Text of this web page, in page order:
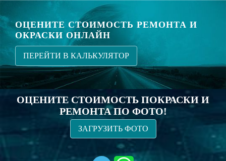
ОЦЕНИТЕ СТОИМОСТЬ РЕМОНТА И
ОКРАСКИ ОНЛАЙН
ПЕРЕЙТИ В КАЛЬКУЛЯТОР
ОЦЕНИТЕ СТОИМОСТЬ ПОКРАСКИ И
РЕМОНТА ПО ФОТО!
ЗАГРУЗИТЬ ФОТО